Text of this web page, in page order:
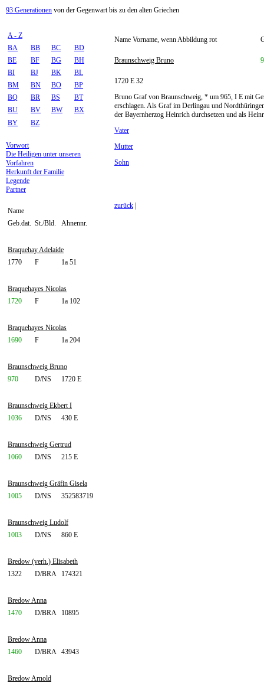
93 Generationen von der Gegenwart bis zu den alten Griechen
A - Z
BA
BB BC
BD
BE
BF BG
BH
BI
BJ BK
BL
BM
BN BO
BP
BQ
BR BS
BT
BU
BV BW
BX
BY
BZ
Vorwort
Die Heiligen unter unseren
Vorfahren
Herkunft der Familie
Legende
Partner
Name
Geb.dat. St./Bld. Ahnennr.
Braquehay Adelaide
1770
F 1a 51
Braquehayes Nicolas
1720
F 1a 102
Braquehayes Nicolas
1690
F 1a 204
Braunschweig Bruno
970
D/NS 1720 E
Braunschweig Ekbert I
1036
D/NS 430 E
Braunschweig Gertrud
1060
D/NS 215 E
Braunschweig Gräfin Gisela
1005
D/NS 352583719
Braunschweig Ludolf
1003
D/NS 860 E
Bredow (verh.) Elisabeth
1322
D/BRA 174321
Bredow Anna
1470
D/BRA 10895
Bredow Anna
1460
D/BRA 43943
Bredow Arnold
Name Vorname, wenn Abbildung rot
Braunschweig Bruno
1720 E 32
Bruno Graf von Braunschweig, * um 965, I E mit
erschlagen. Als Graf im Derlingau und
der Bayernherzog Heinrich durchsetzen und als
Vater
Mutter
Sohn
zurück